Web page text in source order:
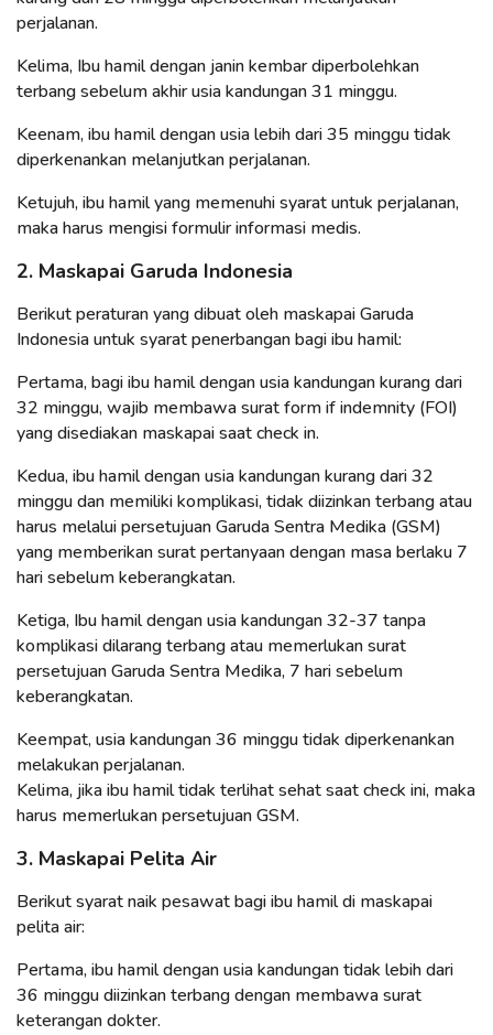
perjalanan.
Kelima, Ibu hamil dengan janin kembar diperbolehkan
terbang sebelum akhir usia kandungan 31 minggu.
Keenam, ibu hamil dengan usia lebih dari 35 minggu tidak
diperkenankan melanjutkan perjalanan.
Ketujuh, ibu hamil yang memenuhi syarat untuk perjalanan,
maka harus mengisi formulir informasi medis.
2. Maskapai Garuda Indonesia
Berikut peraturan yang dibuat oleh maskapai Garuda
Indonesia untuk syarat penerbangan bagi ibu hamil:
Pertama, bagi ibu hamil dengan usia kandungan kurang dari
32 minggu, wajib membawa surat form if indemnity (FOI)
yang disediakan maskapai saat check in.
Kedua, ibu hamil dengan usia kandungan kurang dari 32
minggu dan memiliki komplikasi, tidak diizinkan terbang atau
harus melalui persetujuan Garuda Sentra Medika (GSM)
yang memberikan surat pertanyaan dengan masa berlaku 7
hari sebelum keberangkatan.
Ketiga, Ibu hamil dengan usia kandungan 32-37 tanpa
komplikasi dilarang terbang atau memerlukan surat
persetujuan Garuda Sentra Medika, 7 hari sebelum
keberangkatan.
Keempat, usia kandungan 36 minggu tidak diperkenankan
melakukan perjalanan.
Kelima, jika ibu hamil tidak terlihat sehat saat check ini, maka
harus memerlukan persetujuan GSM.
3. Maskapai Pelita Air
Berikut syarat naik pesawat bagi ibu hamil di maskapai
pelita air:
Pertama, ibu hamil dengan usia kandungan tidak lebih dari
36 minggu diizinkan terbang dengan membawa surat
keterangan dokter.